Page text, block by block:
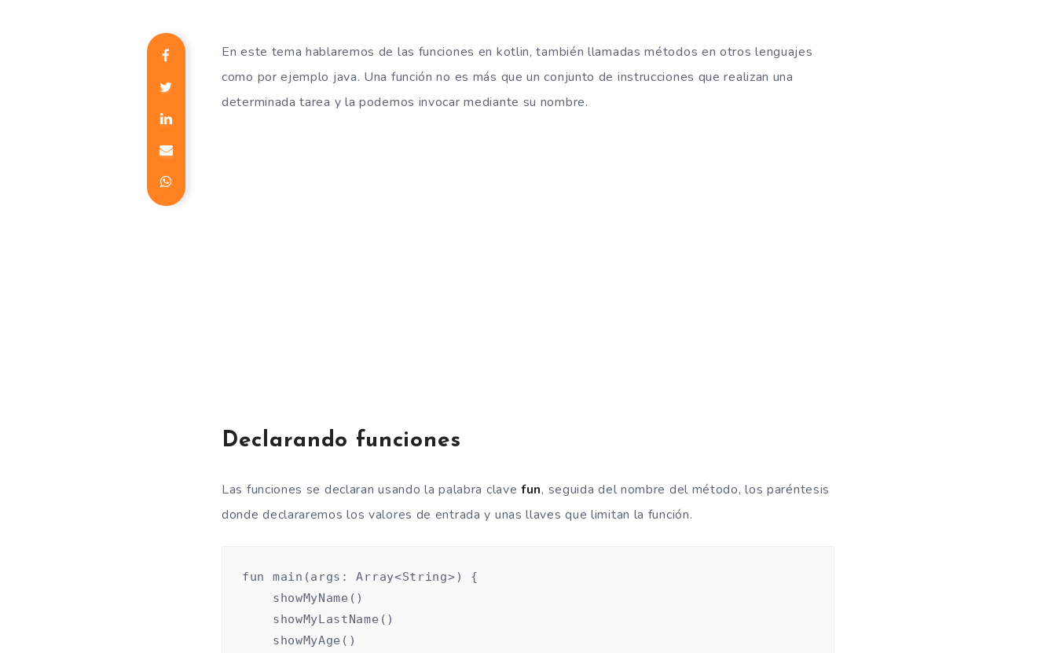
En este tema hablaremos de las funciones en kotlin, también llamadas métodos en otros lenguajes
como por ejemplo java. Una función no es más que un conjunto de instrucciones que realizan una
determinada tarea y la podemos invocar mediante su nombre.
Declarando funciones
Las funciones se declaran usando la palabra clave fun, seguida del nombre del método, los paréntesis
donde declararemos los valores de entrada y unas llaves que limitan la función.
fun main(args: Array<String>) {
    showMyName()
    showMyLastName()
    showMyAge()